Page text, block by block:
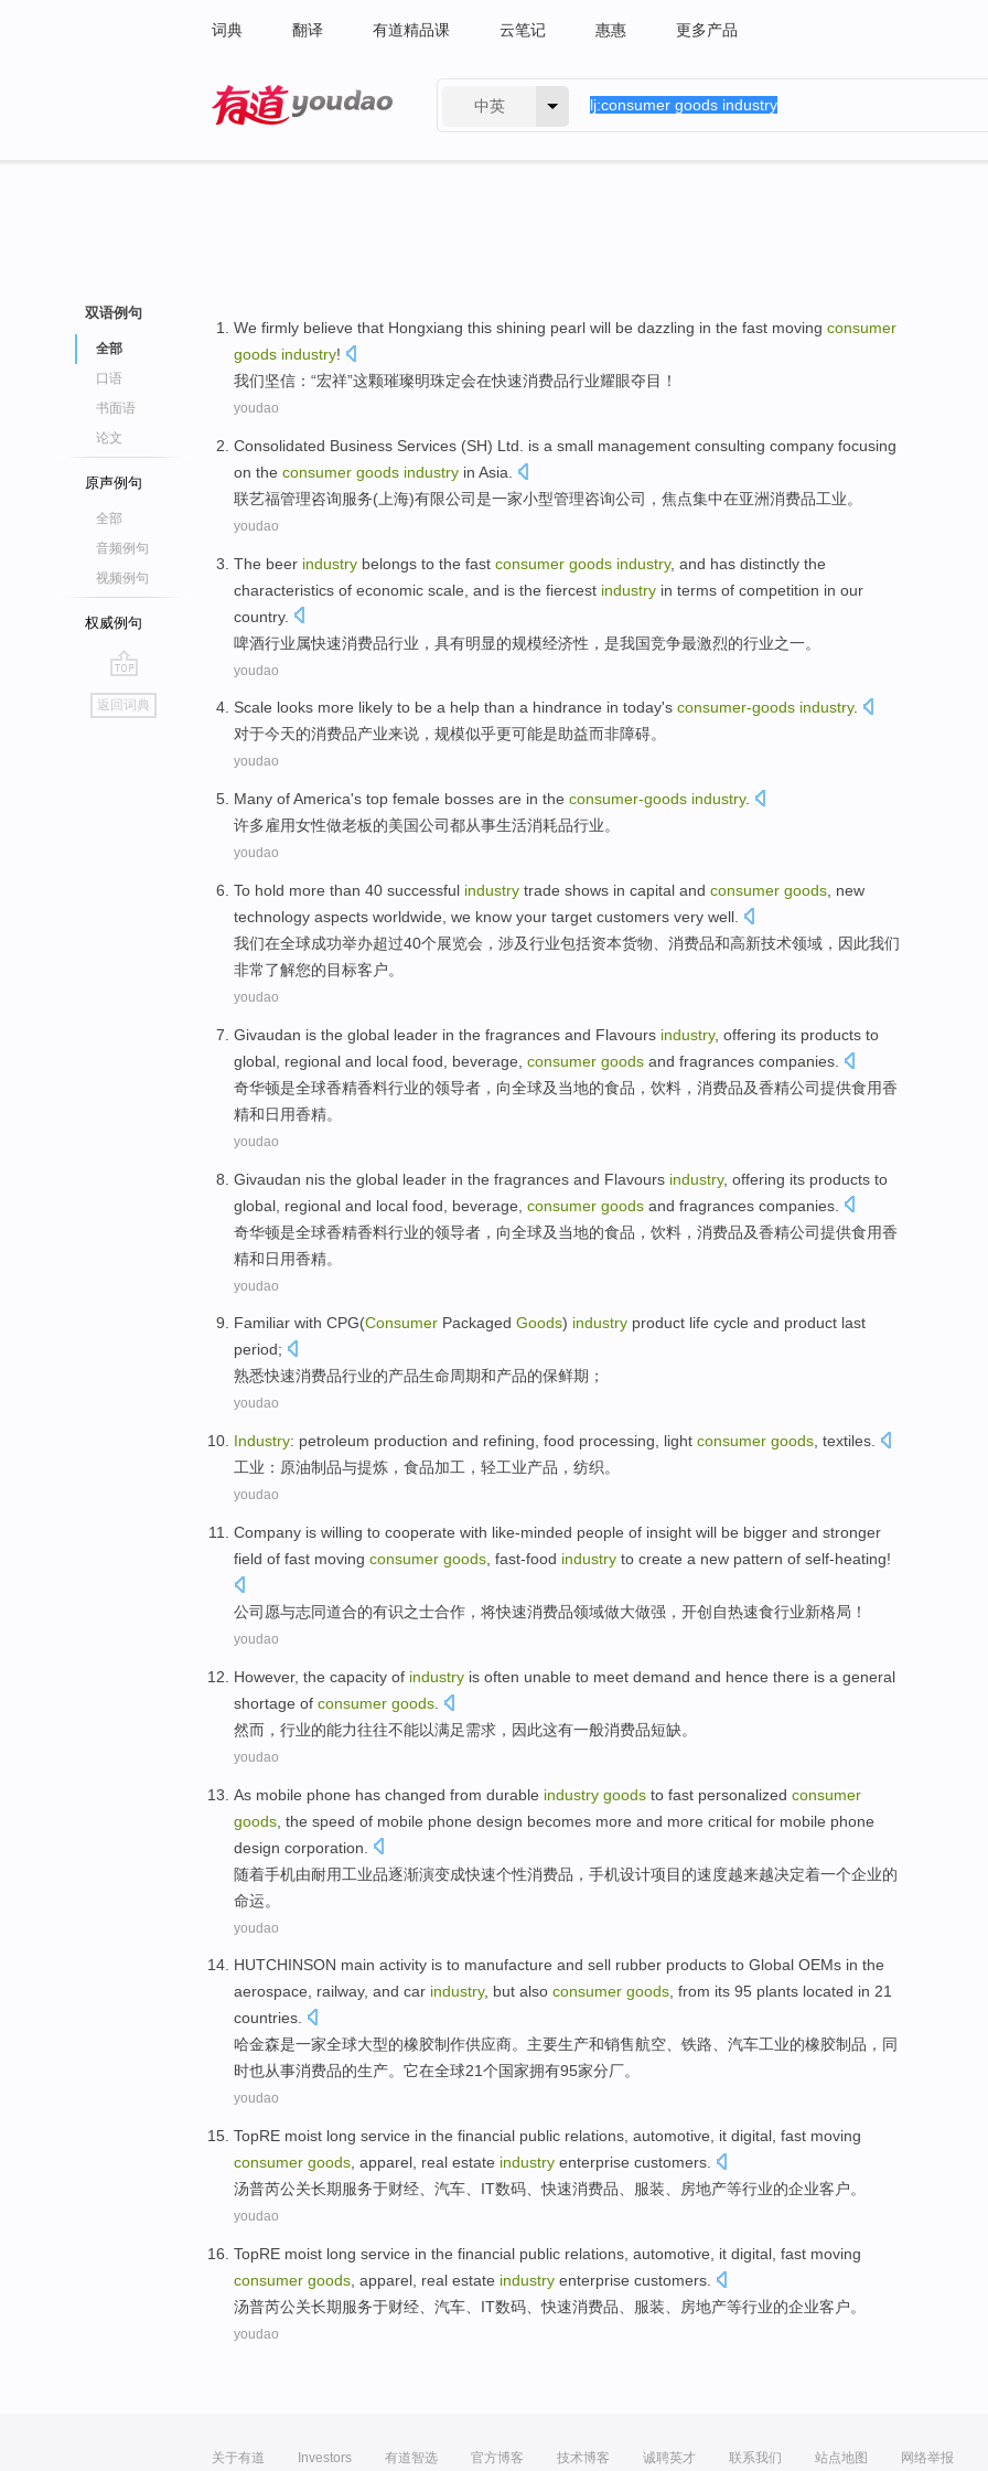
词典 翻译 有道精品课 云笔记 惠惠 更多产品
中英
双语例句
全部
口语
书面语
论文
原声例句
全部
音频例句
视频例句
权威例句
go
top
返回词典
We firmly believe that Hongxiang this shining pearl will be dazzling in the fast moving consumer
goods industry!
我们坚信 ：“宏祥”这颗璀璨明珠定会在快速消费品行业耀眼夺目！
youdao
Consolidated Business Services (SH) Ltd. is a small management consulting company focusing
on the consumer goods industry in Asia
联艺福管理咨询服务( 上海)有限公司是一家小型管理咨询公司 ， 焦点集中在亚洲消费品工业。
youdao
The beer industry belongs to the fast consumer goods industry, and has distinctly the
characteristics of economic scale , and is the fiercest industry in terms of competition in our
country.
啤酒行业属快速消费品行业， 具有明显的规模经济性 ， 是我国竞争最激烈的行业之一。
youdao
Scale looks more likely to be a help than a hindrance in today's consumer-goods industry.
对于今天的消费品产业来说， 规模似乎更可能是助益而非障碍。
youdao
Many ofAmerica's top female bosses are in the consumer-goods industry.
许多雇用女性做老板的美国公司都从事生活消耗品行业。
youdao
To hold more than 40 successful industry trade shows in capital and consumer goods new
technology aspects worldwide we know your target customers very well
我们在全球成功举办超过40个展览会 ，涉及行业包括资本货物 消费品和高新技术领域 ，因此我们
非常了解您的目标客户。
youdao
Givaudan is the global leader in the fragrances and Flavours industry, offering its products to
global , regional and local food beverage consumer goods and fragrances companies
奇华顿是全球香精香料行业的领导者 ， 向全球及当地的食品 ， 饮料 ， 消费品及香精公司提供食用香
精和日用香精。
youdao
Givaudan nis the global leader in the fragrances and Flavours industry, offering its products to
global, regional and local food beverage consumer goods and fragrances companies
奇华顿是全球香精香料行业的领导者 ， 向全球及当地的食品 ， 饮料 ， 消费品及香精公司提供食用香
精和日用香精。
youdao
Familiar with CPG(Consumer Packaged Goods) industry product life cycle and product last
period;
熟悉快速消费品行业的产品生命周期和产品的保鲜期 ；
youdao
Industry: petroleum production and refining food processing light consumer goods textiles
工业 ： 原油制品与提炼 ， 食品加工 ， 轻工业产品 ，纺织。
youdao
Company is willing to cooperate with like-minded people of insight will be bigger and stronger
field of fast moving consumer goods fast-food industry to create a new pattern of self-heating!
公司 愿与志同道合的有识之士合作 ， 将快速消费品领域做大做强 ， 开创 自热速食行业新格局 ！
youdao
However, the capacity of industry is often unable to meet demand and hence there is a general
shortage of consumer goods
然而 ， 行业的能力往往不能以满足需求 ， 因此这有一般消费品短缺。
youdao
As mobile phone has changed from durable industry goods to fast personalized consumer
goods , the speed of mobile phone design becomes more and more critical for mobile phone
design corporation
随着手机由耐用工业品逐渐演变成快速个性消费品 ，手机设计项目的速度越来越决定着一个企业的
命运。
youdao
HUTCHINSON main activity is to manufacture and sell rubber products to Global OEMs in the
aerospace, railway, and car industry, but also consumer goods, from its 95 plants located in 21
countries.
哈金森是一家全球大型的橡胶制作供应商。主要生产和销售航空、 铁路、 汽车工业的橡胶制品， 同
时也从事消费品的生产。 它在全球21个国家拥有95家分厂。
youdao
TopRE moist long service in the financial public relations, automotive it digital fast moving
consumer goods apparel real estate industry enterprise customers
汤普芮公关长期服务于财经 汽车 IT数码 、快速消费品 服装 房地产等行业的企业客户。
youdao
TopRE moist long service in the financial public relations, automotive it digital fast moving
consumer goods apparel real estate industry enterprise customers
汤普芮公关长期服务于财经 汽车 IT数码 、快速消费品 服装 房地产等行业的企业客户。
youdao
关于有道 Investors 有道智选 官方博客 技术博客 诚聘英才 联系我们 站点地图 网络举报